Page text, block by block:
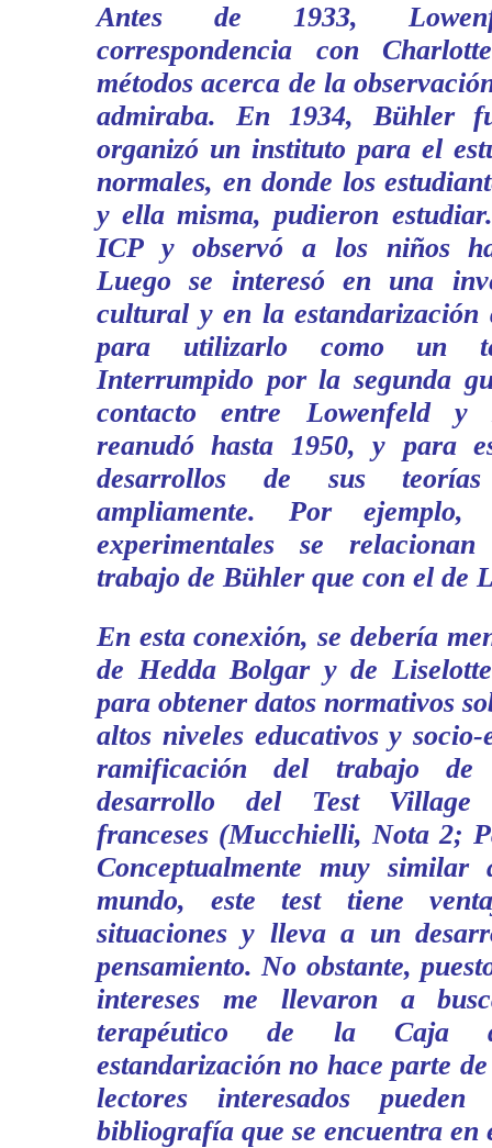
Antes de 1933,
correspondencia con
métodos acerca de la
admiraba. En 1934, Bühler
organizó un instituto para el
normales, en donde los
y ella misma, pudieron
ICP y observó a los niños
Luego se interesó en una
cultural y en la estandarización
para utilizarlo como un
Interrumpido por la segunda
contacto entre Lowenfeld y
reanudó hasta 1950, y para
desarrollos de sus
ampliamente. Por ejemplo,
experimentales se
trabajo de Bühler que con el de
En esta conexión, se debería
de Hedda Bolgar y de
para obtener datos normativos
altos niveles educativos y
ramificación del trabajo
desarrollo del Test Village
franceses (Mucchielli, Nota 2;
Conceptualmente muy
mundo, este test tiene
situaciones y lleva a un
pensamiento. No obstante,
intereses me llevaron a
terapéutico de la Caja
estandarización no hace parte
lectores interesados
bibliografía que se encuentra en